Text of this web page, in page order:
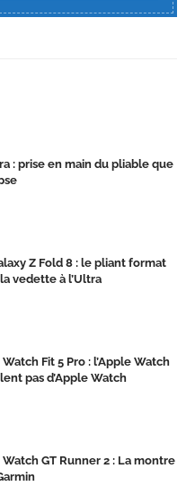
: prise en main du pliable que
Z Fold 8 : le pliant format
vedette à l’Ultra
Fit 5 Pro : l’Apple Watch
pas d’Apple Watch
GT Runner 2 : La montre